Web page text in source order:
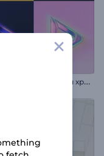
А
нимация лого: Сияющий хром